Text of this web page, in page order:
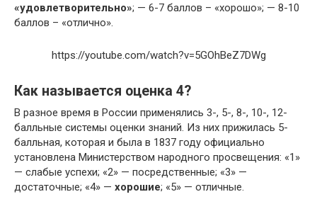
«удовлетворительно»; — 6-7 баллов – «хорошо»; — 8-10
баллов – «отлично».
https://youtube.com/watch?v=5GOhBeZ7DWg
Как называется оценка 4?
В разное время в России применялись 3-, 5-, 8-, 10-, 12-
балльные системы оценки знаний. Из них прижилась 5-
балльная, которая и была в 1837 году официально
установлена Министерством народного просвещения: «1»
— слабые успехи; «2» — посредственные; «3» —
достаточные; «4» — хорошие; «5» — отличные.